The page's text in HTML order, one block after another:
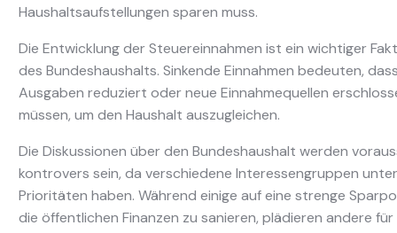
Haushaltsaufstellungen sparen muss.
Die Entwicklung der Steuereinnahmen ist ein wichtiger
des Bundeshaushalts. Sinkende Einnahmen bedeuten,
Ausgaben reduziert oder neue Einnahmequellen
müssen, um den Haushalt auszugleichen.
Die Diskussionen über den Bundeshaushalt werden
kontrovers sein, da verschiedene Interessengruppen
Prioritäten haben. Während einige auf eine strenge
die öffentlichen Finanzen zu sanieren, plädieren andere